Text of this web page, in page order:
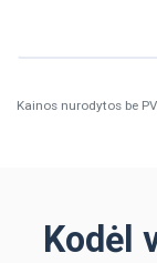
Kainos nurodytos be
Kodėl